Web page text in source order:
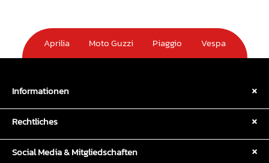
Aprilia Moto Guzzi Piaggio Vespa
Informationen
Rechtliches
Social Media & Mitgliedschaften